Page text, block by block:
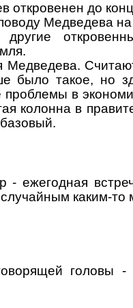
откровенен до
Медведева
было такое, но
в
колонна в
ежегодная
каким-то
головы -